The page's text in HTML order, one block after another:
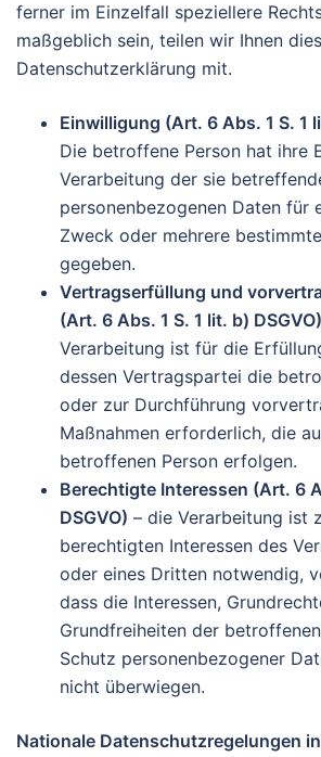
ferner im Einzelfall speziellere
maßgeblich sein, teilen wir Ihnen
Datenschutzerklärung mit.
Einwilligung (Art. 6 Abs. 1 S. 1
Die betroffene Person hat ihre
Verarbeitung der sie
personenbezogenen Daten für
Zweck oder mehrere
gegeben.
Vertragserfüllung und
(Art. 6 Abs. 1 S. 1 lit. b) DSGVO)
Verarbeitung ist für die
dessen Vertragspartei die
oder zur Durchführung
Maßnahmen erforderlich, die
betroffenen Person erfolgen.
Berechtigte Interessen (Art. 6
DSGVO) – die Verarbeitung ist
berechtigten Interessen des
oder eines Dritten notwendig,
dass die Interessen,
Grundfreiheiten der
Schutz personenbezogener
nicht überwiegen.
Nationale Datenschutzregelungen